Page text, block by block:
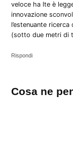
veloce ha lte è
innovazione
l’estenuante
(sotto due metri di
Rispondi
un
Cosa ne